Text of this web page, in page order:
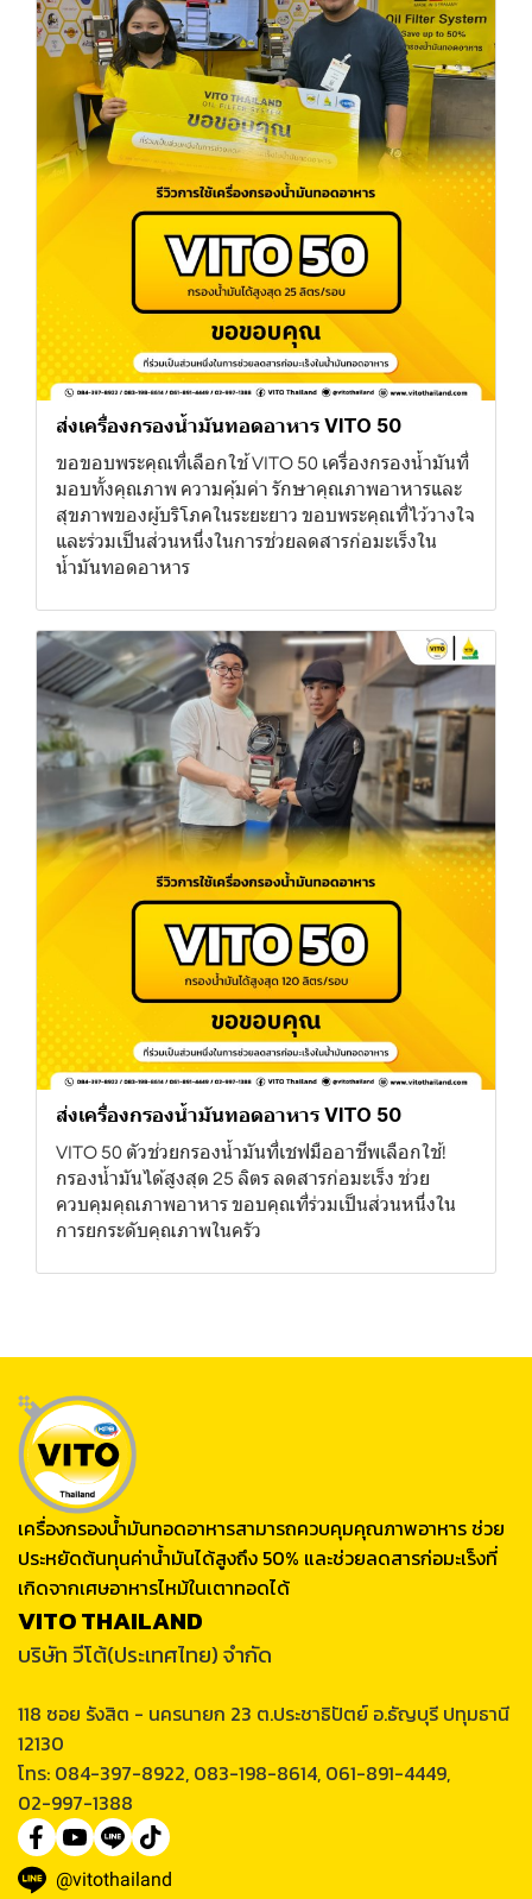
ส่งเครื่องกรองน้ำมันทอดอาหาร VITO 50
ขอขอบพระคุณที่เลือกใช้ VITO 50 เครื่องกรองน้ำมันที่
มอบทั้งคุณภาพ ความคุ้มค่า รักษาคุณภาพอาหารและ
สุขภาพของผู้บริโภคในระยะยาว ขอบพระคุณที่ไว้วางใจ
และร่วมเป็นส่วนหนึ่งในการช่วยลดสารก่อมะเร็งใน
น้ำมันทอดอาหาร
ส่งเครื่องกรองน้ำมันทอดอาหาร VITO 50
VITO 50 ตัวช่วยกรองน้ำมันที่เชฟมืออาชีพเลือกใช้!
กรองน้ำมันได้สูงสุด 25 ลิตร ลดสารก่อมะเร็ง ช่วย
ควบคุมคุณภาพอาหาร ขอบคุณที่ร่วมเป็นส่วนหนึ่งใน
การยกระดับคุณภาพในครัว
เครื่องกรองน้ำมันทอดอาหารสามารถควบคุมคุณภาพอาหาร ช่วย
ประหยัดต้นทุนค่าน้ำมันได้สูงถึง 50% และช่วยลดสารก่อมะเร็งที่
เกิดจากเศษอาหารไหม้ในเตาทอดได้
VITO THAILAND
บริษัท วีโต้(ประเทศไทย) จำกัด
118 ซอย รังสิต - นครนายก 23 ต.ประชาธิปัตย์ อ.ธัญบุรี ปทุมธานี
12130
โทร: 084-397-8922, 083-198-8614, 061-891-4449,
02-997-1388
@vitothailand